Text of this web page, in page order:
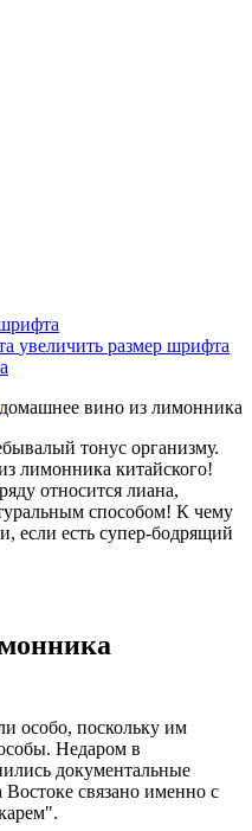
увеличить размер шрифта
домашнее вино из лимонника
тонус организму.
лимонника китайского!
относится лиана,
способом! К чему
если есть супер-бодрящий
особо, поскольку им
Недаром в
документальные
Востоке связано именно с